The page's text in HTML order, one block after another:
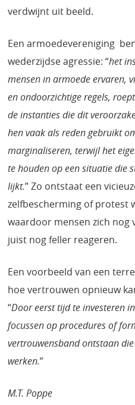
verdwijnt uit beeld.
Een armoedevereniging
wederzijdse agressie: “het
mensen in armoede ervaren,
en ondoorzichtige regels,
de instanties die dit
hen vaak als reden gebruikt
marginaliseren, terwijl het
te houden op een situatie die
lijkt.” Zo ontstaat een
zelfbescherming of protest
waardoor mensen zich
juist nog feller reageren.
Een voorbeeld van een
hoe vertrouwen opnieuw
“Door eerst tijd te investeren
focussen op procedures of
vertrouwensband ontstaan
werken.”
M.T. Poppe